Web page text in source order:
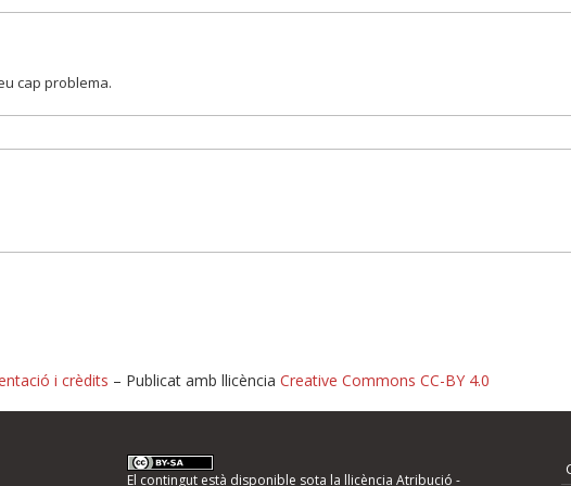
cap problema.
o informeu d'errors
i crèdits – Publicat amb llicència Creative Commons CC-BY 4.0
El contingut està disponible sota la llicència Atribució -